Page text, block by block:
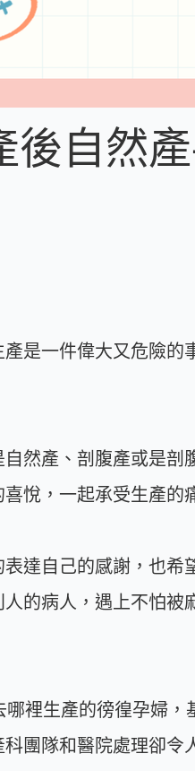
後自然
是一件偉大又危險的
然產、剖腹產或是
悅，一起承受生產的
達自己的感謝，也
的病人，遇上不怕被
裡生產的徬徨孕婦
團隊和醫院處理卻令